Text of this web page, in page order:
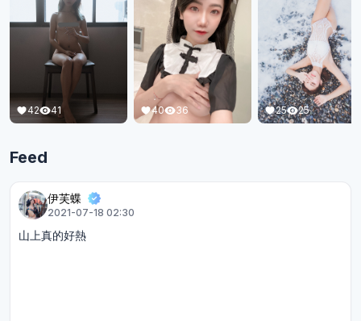
42 41 40 36 25 25
Feed
伊芙蝶
2021-07-18 02:30
山上真的好熱